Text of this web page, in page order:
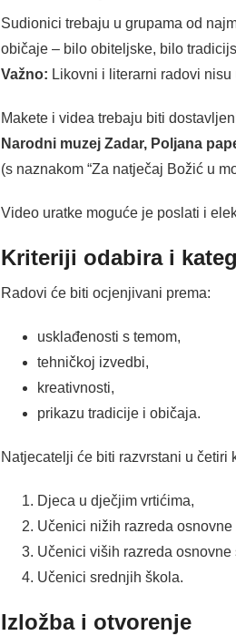
Sudionici trebaju u grupama od
običaje – bilo obiteljske, bilo
Važno: Likovni i literarni radovi
Makete i videa trebaju biti
Narodni muzej Zadar, Poljana
(s naznakom “Za natječaj Božić u
Video uratke moguće je poslati i
Kriteriji odabira i
Radovi će biti ocjenjivani prema:
usklađenosti s temom,
tehničkoj izvedbi,
kreativnosti,
prikazu tradicije i običaja.
Natjecatelji će biti razvrstani u četiri
Djeca u dječjim vrtićima,
Učenici nižih razreda osnovne
Učenici viših razreda osnovne
Učenici srednjih škola.
Izložba i otvorenje